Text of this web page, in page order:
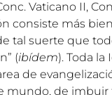
Vaticano II,
consiste más
tal suerte que
(ibídem). Toda la
de
mundo, de imbuir